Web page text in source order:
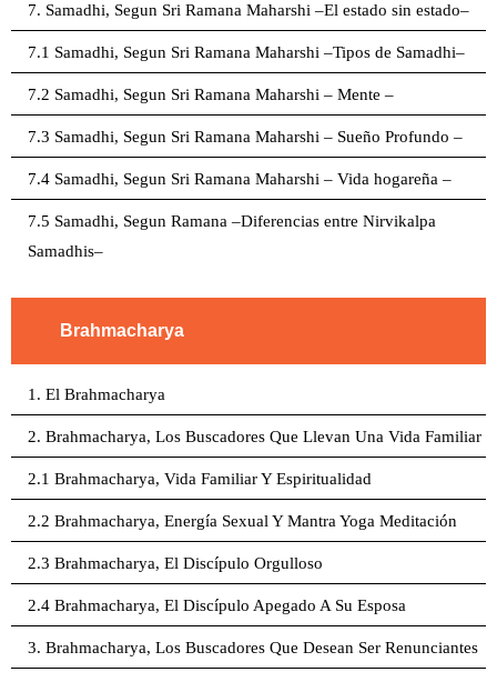
7. Samadhi, Segun Sri Ramana Maharshi –El estado sin estado–
7.1 Samadhi, Segun Sri Ramana Maharshi –Tipos de Samadhi–
7.2 Samadhi, Segun Sri Ramana Maharshi – Mente –
7.3 Samadhi, Segun Sri Ramana Maharshi – Sueño Profundo –
7.4 Samadhi, Segun Sri Ramana Maharshi – Vida hogareña –
7.5 Samadhi, Segun Ramana –Diferencias entre Nirvikalpa
Samadhis–
Brahmacharya
1. El Brahmacharya
2. Brahmacharya, Los Buscadores Que Llevan Una Vida Familiar
2.1 Brahmacharya, Vida Familiar Y Espiritualidad
2.2 Brahmacharya, Energía Sexual Y Mantra Yoga Meditación
2.3 Brahmacharya, El Discípulo Orgulloso
2.4 Brahmacharya, El Discípulo Apegado A Su Esposa
3. Brahmacharya, Los Buscadores Que Desean Ser Renunciantes